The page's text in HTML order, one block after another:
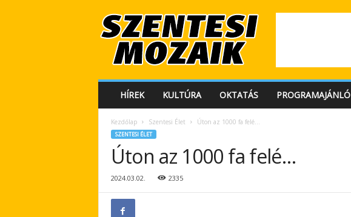
e
HÍREK KULTÚRA OKTATÁS PROGRAMAJÁNLÓ
Kezdőlap Szentesi Élet Úton az 1000 fa felé…
SZENTESI ÉLET
Úton az 1000 fa felé…
2024.03.02. 2335